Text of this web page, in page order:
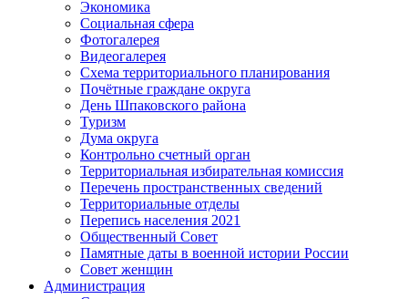
Экономика
Социальная сфера
Фотогалерея
Видеогалерея
Схема территориального планирования
Почётные граждане округа
День Шпаковского района
Туризм
Дума округа
Контрольно счетный орган
Территориальная избирательная комиссия
Перечень пространственных сведений
Территориальные отделы
Перепись населения 2021
Общественный Совет
Памятные даты в военной истории России
Совет женщин
Администрация